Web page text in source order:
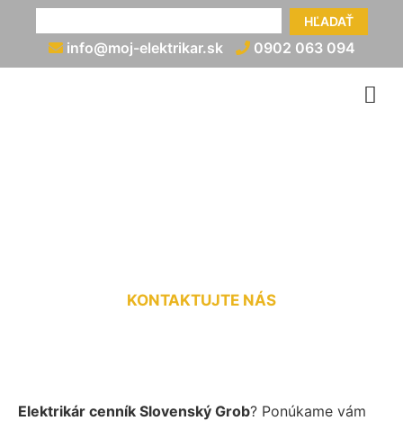
HĽADAŤ
info@moj-elektrikar.sk 0902 063 094
KONTAKTUJTE NÁS
Elektrikár cenník Slovenský Grob? Ponúkame vám